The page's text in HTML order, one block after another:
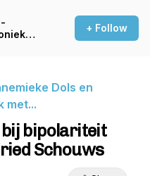
+ Follow
Dols en
met...
bij bipolariteit
Schouws